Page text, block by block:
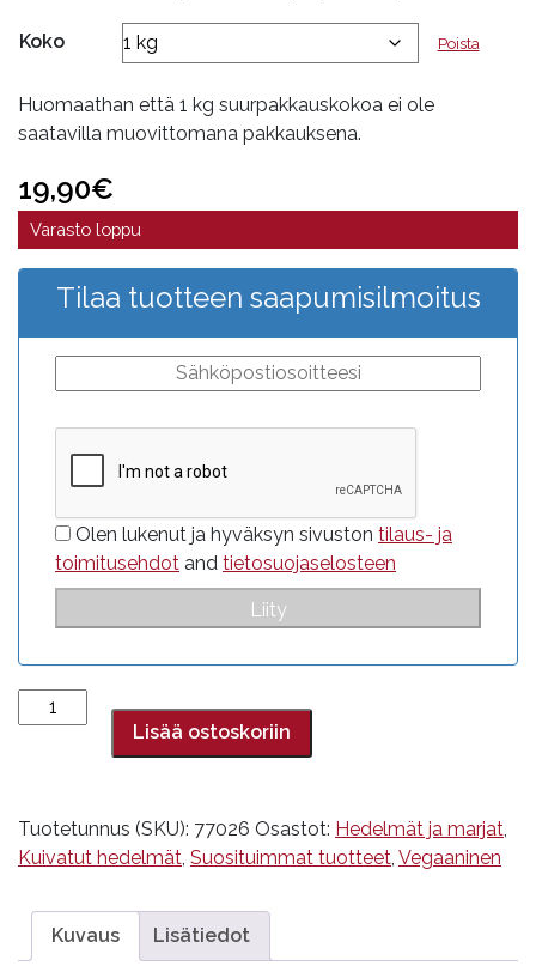
Koko Poista
Huomaathan että 1 kg suurpakkauskokoa ei ole
saatavilla muovittomana pakkauksena.
19,90€
Varasto loppu
Tilaa tuotteen saapumisilmoitus
Olen lukenut ja hyväksyn sivuston tilaus- ja
toimitusehdot and tietosuojaselosteen
Papaijatanko,
sokeroitu
Lisää ostoskoriin
Tuotetunnus (SKU): 77026 Osastot: Hedelmät ja marjat
Kuivatut hedelmät Suosituimmat tuotteet Vegaaninen
Kuvaus Lisätiedot